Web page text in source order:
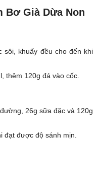
Bơ Già Dừa Non
sôi, khuấy đều cho đến khi
thêm 120g đá vào cốc.
26g sữa đặc và 120g
đạt được độ sánh mịn.